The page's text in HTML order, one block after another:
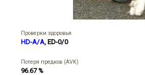
Проверки здоровья
HD-A/A, ED-0/0
Потеря предков (AVK)
96.67 %